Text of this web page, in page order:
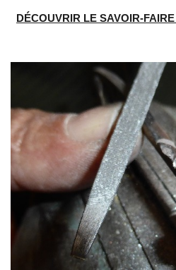
DÉCOUVRIR LE SAVOIR-